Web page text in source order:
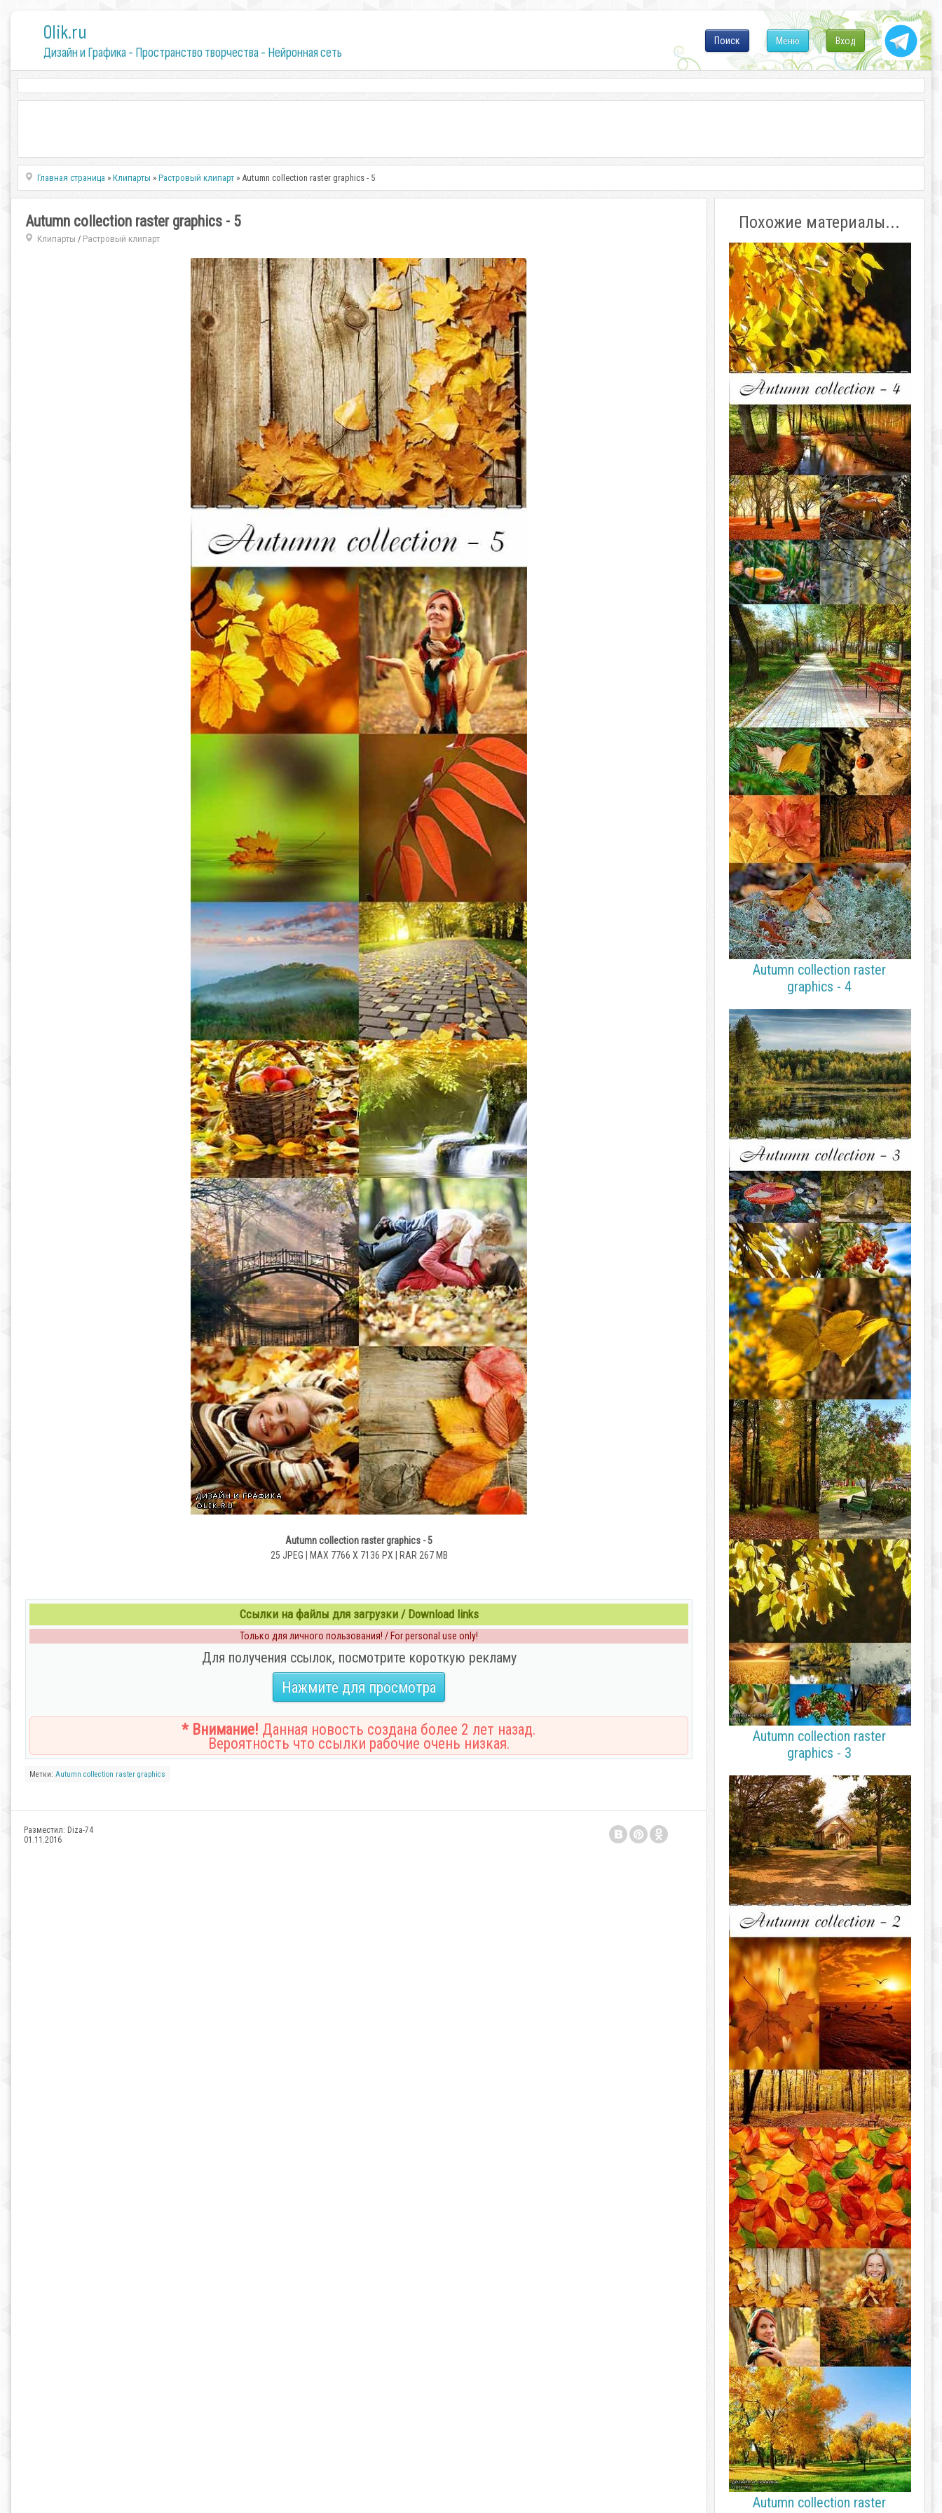
0lik.ru
Дизайн и Графика - Пространство творчества - Нейронная сеть
Вход
Меню
Поиск
Главная страница »Клипарты »Растровый клипарт » Autumn collection raster graphics - 5
Autumn collection raster graphics - 5
Клипарты / Растровый клипарт
Autumn collection raster graphics - 5
25 JPEG | MAX 7766 X 7136 PX | RAR 267 MB
Ссылки на файлы для загрузки / Download links
Только для личного пользования! / For personal use only!
Для получения ссылок, посмотрите короткую рекламу
Нажмите для просмотра
* Внимание! Данная новость создана более 2 лет назад.
Вероятность что ссылки рабочие очень низкая.
Метки: Autumn collection raster graphics
Разместил: Diza-74
01.11.2016
Похожие материалы...
Autumn collection raster
graphics - 4
Autumn collection raster
graphics - 3
Autumn collection raster